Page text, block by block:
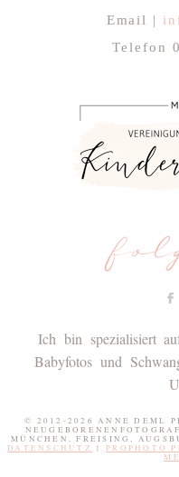
Email |
Telefon
Ich bin spezialisiert
Babyfotos und
© 2012-2026 ANNE DEML
MÜNCHEN, FREISING,
DATENSCHUTZ
| PROPHOTO